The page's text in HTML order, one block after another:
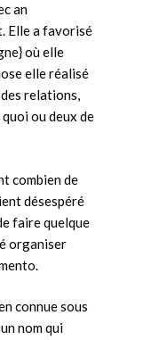
an
Elle a favorisé
où elle
elle réalisé
des relations,
ou deux de
combien de
désespéré
faire quelque
organiser
connue sous
nom qui